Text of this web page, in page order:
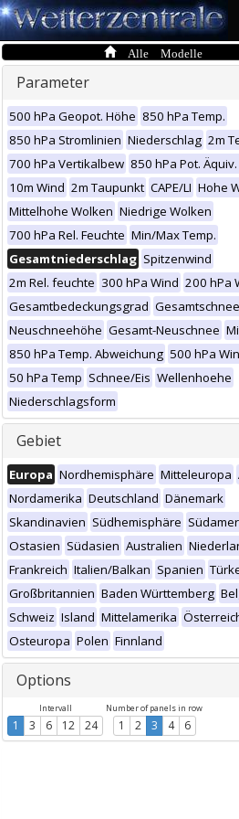
Alle Modelle
Parameter
500 hPa Geopot. Höhe 850 hPa Temp.
850 hPa Stromlinien Niederschlag 2m
700 hPa Vertikalbew 850 hPa Pot.
10m Wind 2m Taupunkt CAPE/LI Hohe
Mittelhohe Wolken Niedrige Wolken
700 hPa Rel. Feuchte Min/Max Temp.
Gesamtniederschlag Spitzenwind
2m Rel. feuchte 300 hPa Wind 200 hPa
Gesamtbedeckungsgrad
Neuschneehöhe Gesamt-Neuschnee
850 hPa Temp. Abweichung 500 hPa
50 hPa Temp Schnee/Eis Wellenhoehe
Niederschlagsform
Gebiet
Europa Nordhemisphäre Mitteleuropa
Nordamerika Deutschland Dänemark
Skandinavien Südhemisphäre
Ostasien Südasien Australien
Frankreich Italien/Balkan Spanien
Großbritannien Baden Württemberg
Schweiz Island Mittelamerika
Osteuropa Polen Finnland
Options
Intervall
1 3 6 12 24
Number of panels in row
1 2 3 4 6